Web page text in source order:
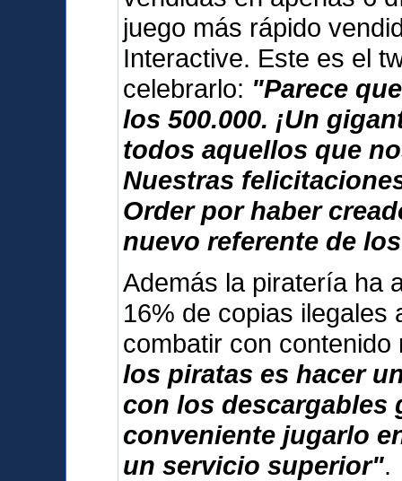
juego más rápido
Interactive. Este es el
celebrarlo: "Parece
los 500.000. ¡Un
todos aquellos que
Nuestras
Order por haber
nuevo referente de
Además la piratería ha
16% de copias ilegales
combatir con
los piratas es hacer
con los descargables
conveniente jugarlo
un servicio superior".